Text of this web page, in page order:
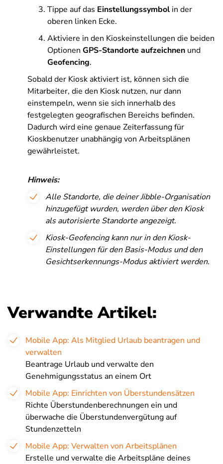
Tippe auf das Einstellungssymbol in der
oberen linken Ecke.
Aktiviere in den Kioskeinstellungen die beiden
Optionen GPS-Standorte aufzeichnen und
Geofencing.
Sobald der Kiosk aktiviert ist, können sich die
Mitarbeiter, die den Kiosk nutzen, nur dann
einstempeln, wenn sie sich innerhalb des
festgelegten geografischen Bereichs befinden.
Dadurch wird eine genaue Zeiterfassung für
Kioskbenutzer unabhängig von Arbeitsplänen
gewährleistet.
Hinweis:
Alle Standorte, die deiner Jibble-Organisation
hinzugefügt wurden, werden über den Kiosk
als autorisierte Standorte angezeigt.
Kiosk-Geofencing kann nur in den Kiosk-
Einstellungen für den Basis-Modus und den
Gesichtserkennungs-Modus aktiviert werden.
Verwandte Artikel:
Mobile App: Als Mitglied Urlaub beantragen und
verwalten
Beantrage Urlaub und verwalte den
Genehmigungsstatus an einem Ort
Mobile App: Einrichten von Überstundensätzen
Richte Überstundenberechnungen ein und
überwache die Überstundenvergütung auf
Stundenzetteln
Mobile App: Verwalten von Arbeitsplänen
Erstelle und verwalte die Arbeitspläne deines